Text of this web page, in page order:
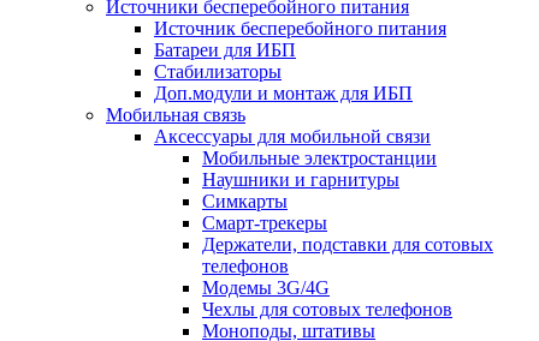
Источники бесперебойного питания
Источник бесперебойного питания
Батареи для ИБП
Стабилизаторы
Доп.модули и монтаж для ИБП
Мобильная связь
Аксессуары для мобильной связи
Мобильные электростанции
Наушники и гарнитуры
Симкарты
Смарт-трекеры
Держатели, подставки для сотовых
телефонов
Модемы 3G/4G
Чехлы для сотовых телефонов
Моноподы, штативы